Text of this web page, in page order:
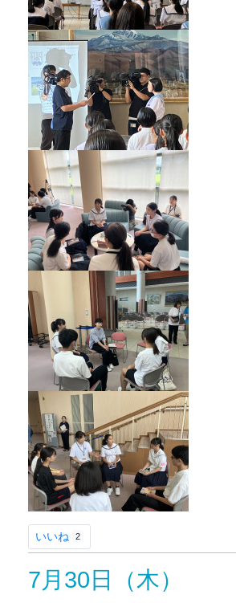
いいね 2
7月30日（木）